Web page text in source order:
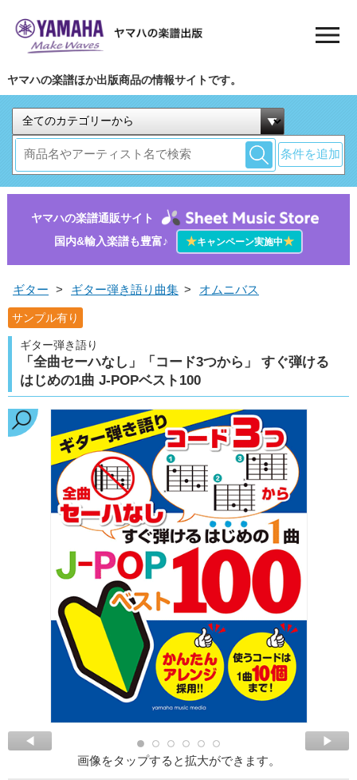
ヤマハの楽譜ほか出版商品の情報サイトです。
条件を追加
ヤマハの楽譜通販サイト
国内&輸入楽譜も豊富♪
★キャンペーン実施中★
ギター > ギター弾き語り曲集 > オムニバス
サンプル有り
ギター弾き語り
「全曲セーハなし」「コード3つから」 すぐ弾ける
はじめの1曲 J-POPベスト100
画像をタップすると拡大ができます。